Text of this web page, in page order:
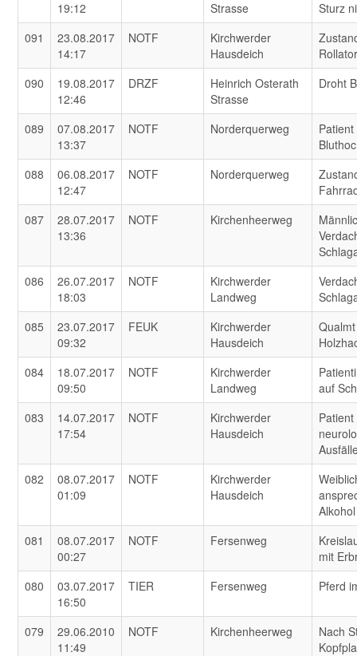
19:12 Strasse
Sturz
091
23.08.2017
14:17
NOTF
Kirchwerder
Hausdeich
090
19.08.2017
12:46
DRZF
Heinrich Osterath
Strasse
Droht
089
07.08.2017
13:37
NOTF Norderquerweg
088
06.08.2017
12:47
NOTF Norderquerweg
087
28.07.2017
13:36
NOTF Kirchenheerweg
086
26.07.2017
18:03
NOTF
Kirchwerder
Landweg
085
23.07.2017
09:32
FEUK
Kirchwerder
Hausdeich
Qualmt
084
18.07.2017
09:50
NOTF
Kirchwerder
Landweg
auf
083
14.07.2017
17:54
NOTF
Kirchwerder
Hausdeich
082
08.07.2017
01:09
NOTF
Kirchwerder
Hausdeich
Alkohol
081
08.07.2017
00:27
NOTF Fersenweg
mit
080
03.07.2017
16:50
TIER Fersenweg Pferd
079
29.06.2010
11:49
NOTF Kirchenheerweg
Nach